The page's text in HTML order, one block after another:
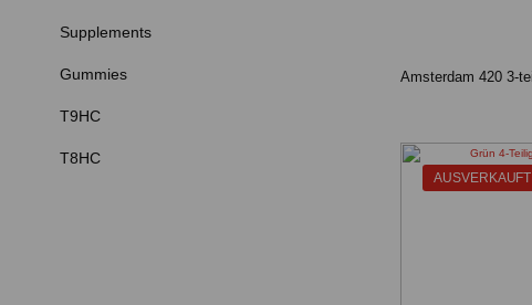
Supplements
Gummies
T9HC
T8HC
AUSVERKAUFT